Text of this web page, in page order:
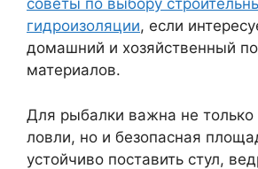
советы по выбору
гидроизоляции, если
домашний и хозяйственный
материалов.
Для рыбалки важна не только
ловли, но и безопасная
устойчиво поставить стул,